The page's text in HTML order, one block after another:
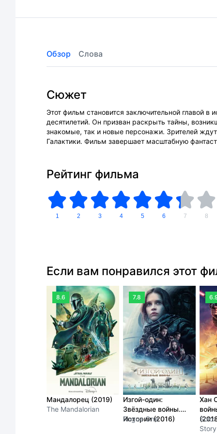
Обзор Слова
Сюжет
Этот фильм становится заключительной главой
десятилетий. Он призван раскрыть тайны,
знакомые, так и новые персонажи. Зрителей
Галактики. Фильм завершает масштабную
Рейтинг фильма
1 2 3 4 5 6 7 8
Если вам понравился этот
8.6
Мандалорец (2019)
The Mandalorian
7.8
Изгой-один:
Звёздные войны.
Истории (2016)
Rogue One
Хан
Story